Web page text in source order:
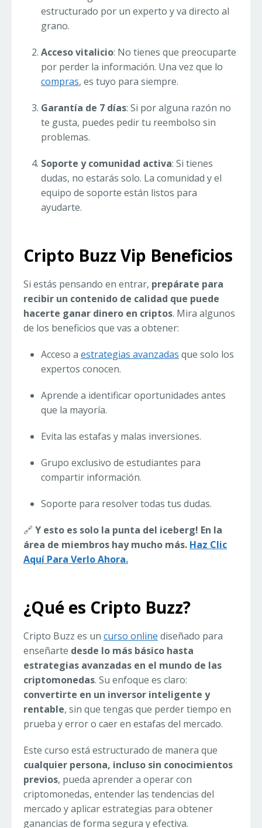
estructurado por un experto y va directo al
grano.
Acceso vitalicio: No tienes que preocuparte
por perder la información. Una vez que lo
compras, es tuyo para siempre.
Garantía de 7 días: Si por alguna razón no
te gusta, puedes pedir tu reembolso sin
problemas.
Soporte y comunidad activa: Si tienes
dudas, no estarás solo. La comunidad y el
equipo de soporte están listos para
ayudarte.
Cripto Buzz Vip Beneficios
Si estás pensando en entrar, prepárate para
recibir un contenido de calidad que puede
hacerte ganar dinero en criptos. Mira algunos
de los beneficios que vas a obtener:
Acceso a estrategias avanzadas que solo los
expertos conocen.
Aprende a identificar oportunidades antes
que la mayoría.
Evita las estafas y malas inversiones.
Grupo exclusivo de estudiantes para
compartir información.
Soporte para resolver todas tus dudas.
🔗 Y esto es solo la punta del iceberg! En la
área de miembros hay mucho más. Haz Clic
Aquí Para Verlo Ahora.
¿Qué es Cripto Buzz?
Cripto Buzz es un curso online diseñado para
enseñarte desde lo más básico hasta
estrategias avanzadas en el mundo de las
criptomonedas. Su enfoque es claro:
convertirte en un inversor inteligente y
rentable, sin que tengas que perder tiempo en
prueba y error o caer en estafas del mercado.
Este curso está estructurado de manera que
cualquier persona, incluso sin conocimientos
previos, pueda aprender a operar con
criptomonedas, entender las tendencias del
mercado y aplicar estrategias para obtener
ganancias de forma segura y efectiva.